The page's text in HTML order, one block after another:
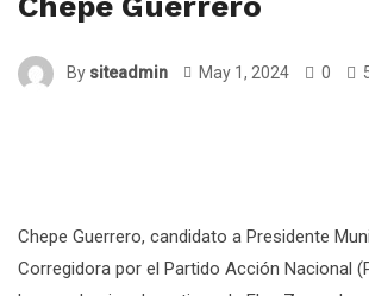
By siteadmin May 1, 2024 0
Chepe Guerrero, candidato a Presidente
Corregidora por el Partido Acción Nacional